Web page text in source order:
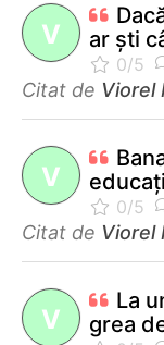
V
ar şti
Citat de Viorel
V
Citat de Viorel
V
La
grea